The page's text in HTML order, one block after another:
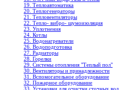
19. Теплоавтоматика
20. Теплогенераторы
21. Тепловентиляторы
22. Тепло- вибро- шумоизоляция
23. Уплотнения
24. Котлы
25. Водонагреватели
26. Водоподготовка
27. Радиаторы
28. Горелки
29. Системы отопления "Теплый пол"
30. Вентиляторы и принадлежности
31. Вспомогательное оборудование
32. Пожарное оборудование
33. Установки для очистки сточных вод